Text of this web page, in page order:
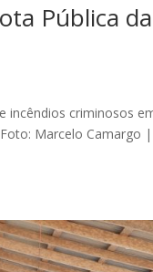
Pública
incêndios criminosos
Marcelo Camargo